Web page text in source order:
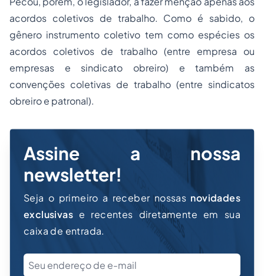
acordos coletivos de trabalho. Como é sabido, o
gênero instrumento coletivo tem como espécies os
acordos coletivos de trabalho (entre empresa ou
empresas e sindicato obreiro) e também as
convenções coletivas de trabalho (entre sindicatos
obreiro e patronal).
Assine a nossa
newsletter!
Seja o primeiro a receber nossas novidades
exclusivas e recentes diretamente em sua
caixa de entrada.